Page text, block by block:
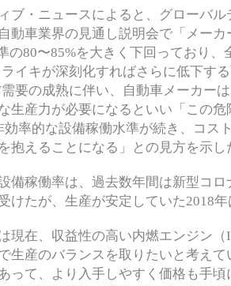
ブ・ニュースによると、グローバル
動車業界の見通し説明会で「メー
の80〜85%を大きく下回っており、
ライキが深刻化すればさらに低下す
要の成熟に伴い、自動車メーカー
生産力が必要になるといい「この
効率的な設備稼働水準が続き、コス
抱えることになる」との見方を示し
備稼働率は、過去数年間は新型コロ
けたが、生産が安定していた2018
現在、収益性の高い内燃エンジン（
生産のバランスを取りたいと考え
って、より入手しやすく価格も手